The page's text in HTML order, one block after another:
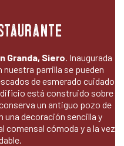
Granda, Siero. Inaugurada
nuestra parrilla se pueden
de esmerado cuidado
está construido sobre
un antiguo pozo de
una decoración sencilla y
comensal cómoda y a la vez